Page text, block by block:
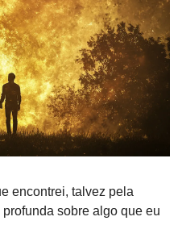
encontrei, talvez pela
sobre algo que eu